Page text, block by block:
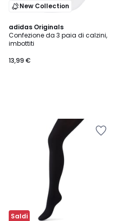
New Collection
adidas Originals
Confezione da 3 paia di calzini,
imbottiti
13,99 €
Saldi